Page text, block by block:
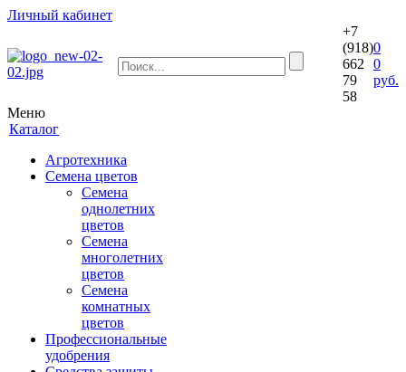
Личный кабинет
+7
(918)
662
79
58
0
0
руб.
Меню
Каталог
Агротехника
Семена цветов
Семена
однолетних
цветов
Семена
многолетних
цветов
Семена
комнатных
цветов
Профессиональные
удобрения